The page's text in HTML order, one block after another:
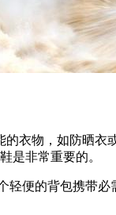
衣物，如防晒
是非常重要的。
便的背包携带